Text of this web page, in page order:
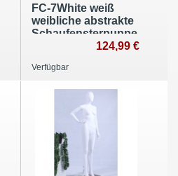
FC-7White weiß
weibliche abstrakte
Schaufensterpuppe
mit Metallplatte124,99 €
Verfügbar